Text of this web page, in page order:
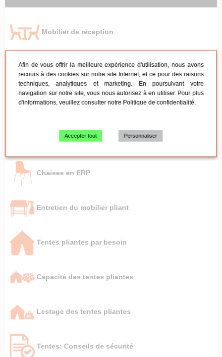
Mobilier de réception
Mobilier de réunion
Tables pliante - Mange-debout
Chaises pliantes et empilables
Chaises en ERP
Entretien du mobilier pliant
Tentes pliantes par besoin
Capacité des tentes pliantes
Lestage des tentes pliantes
Tentes: Conseils de sécurité
Afin de vous offrir la meilleure expérience d'utilisation, nous avons
recours à des cookies sur notre site Internet, et ce pour des raisons
techniques, analytiques et marketing. En poursuivant votre
navigation sur notre site, vous nous autorisez à en utiliser. Pour plus
d'informations, veuillez consulter notre Politique de confidentialité.
Accepter tout Personnaliser